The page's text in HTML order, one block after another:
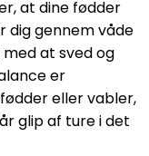
at dine fødder
dig gennem våde
at sved og
er
eller vabler,
glip af ture i det